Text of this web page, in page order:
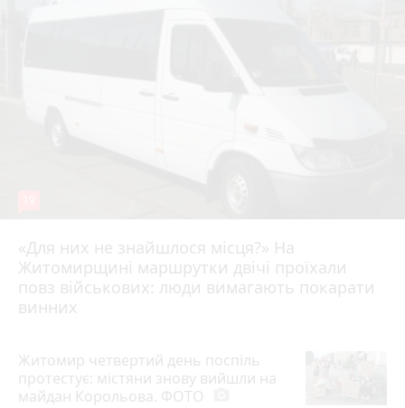
«Для них не знайшлося місця?» На
Житомирщині маршрутки двічі проїхали
повз військових: люди вимагають покарати
винних
17 липня 2026 р.
Житомир четвертий день поспіль
протестує: містяни знову вийшли на
майдан Корольова. ФОТО